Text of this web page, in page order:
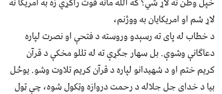
لاړ شم او امريکایان به ووژنم،
د خطاب له پای ته رسېدو وروسته د فتحې او نصرت لپاره
دعاګانې وشوې. بل سهار جګړې ته له تللو مخکې د قرآن
کريم ختم او د شهيدانو لپاره د قرآن کريم تلاوت وشو. يوځل
بيا د خدای جل جلاله د رحمت دروازه وټکول شوه، چې ټول